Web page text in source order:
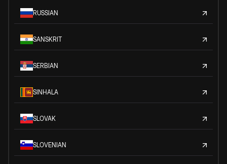
RUSSIAN
SANSKRIT
SERBIAN
SINHALA
SLOVAK
SLOVENIAN